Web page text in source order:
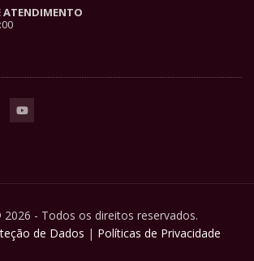
ATENDIMENTO
- Todos os direitos reservados.
de Dados | Políticas de Privacidade